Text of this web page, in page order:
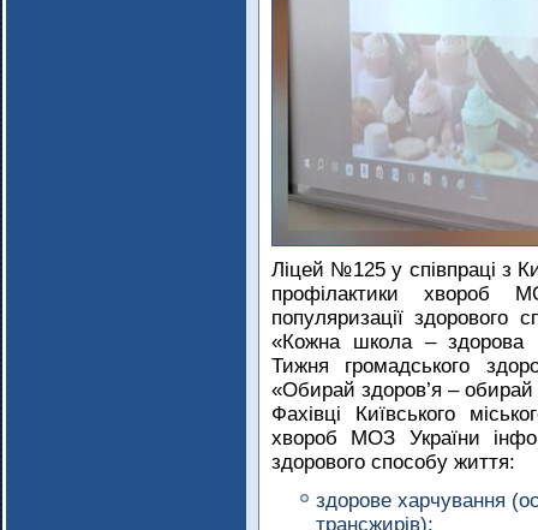
Ліцей №125 у співпраці з
профілактики хвороб
популяризації здорового
«Кожна школа –
Тижня громадського
«Обирай здоров’я –
Фахівці Київського
хвороб МОЗ України
здорового способу життя:
здорове харчування
трансжирів);